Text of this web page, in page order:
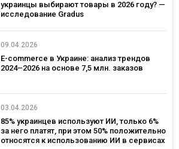
украинцы выбирают товары в 2026 году? —
исследование Gradus
09.04.2026
E-commerce в Украине: анализ трендов
2024–2026 на основе 7,5 млн. заказов
03.04.2026
85% украинцев используют ИИ, только 6%
за него платят, при этом 50% положительно
относятся к использованию ИИ в сервисах